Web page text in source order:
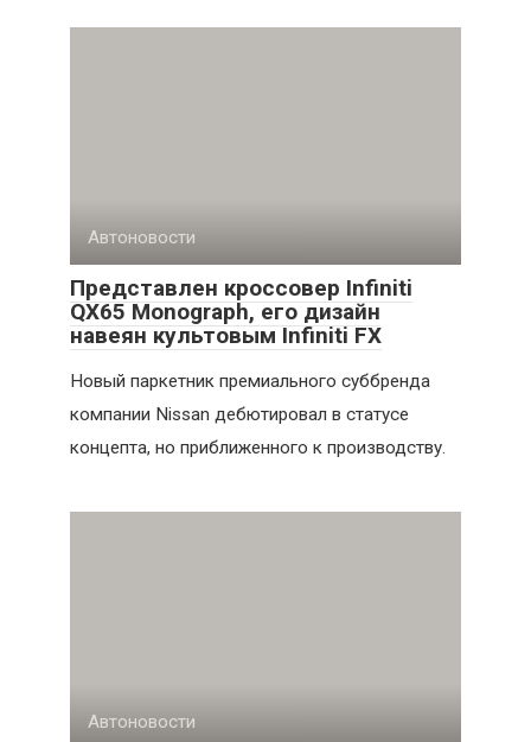
Автоновости
Представлен кроссовер Infiniti
QX65 Monograph, его дизайн
навеян культовым Infiniti FX
Новый паркетник премиального суббренда
компании Nissan дебютировал в статусе
концепта, но приближенного к производству.
Автоновости